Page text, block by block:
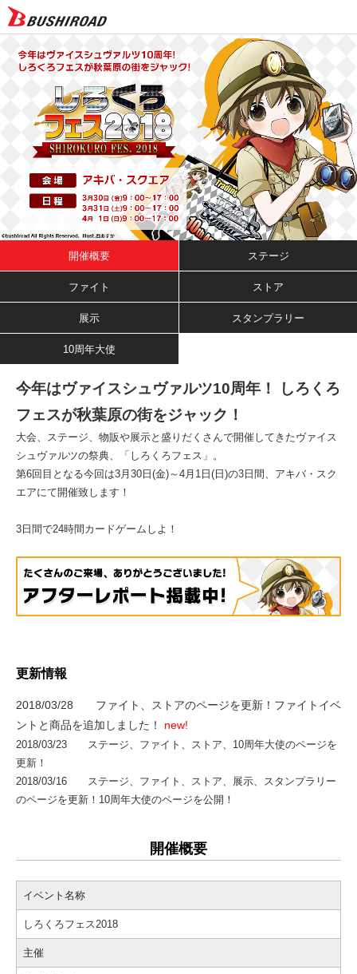
開催概要 ステージ
ファイト ストア
展示 スタンプラリー
10周年大使
今年はヴァイスシュヴァルツ10周年！ しろくろ
フェスが秋葉原の街をジャック！
大会、ステージ、物販や展示と盛りだくさんで開催してきたヴァイス
シュヴァルツの祭典、「しろくろフェス」。
第6回目となる今回は3月30日(金)～4月1日(日)の3日間、アキバ・スク
エアにて開催致します！
3日間で24時間カードゲームしよ！
更新情報
2018/03/28 ファイト、ストアのページを更新！ファイトイベ
ントと商品を追加しました！ new!
2018/03/23 ステージ、ファイト、ストア、10周年大使のページを
更新！
2018/03/16 ステージ、ファイト、ストア、展示、スタンプラリー
のページを更新！10周年大使のページを公開！
開催概要
イベント名称
しろくろフェス2018
主催